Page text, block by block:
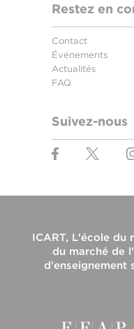
Restez en
Contact
Événements
Actualités
FAQ
Suivez-nous
ICART, L'école du
du marché de
d'enseignement